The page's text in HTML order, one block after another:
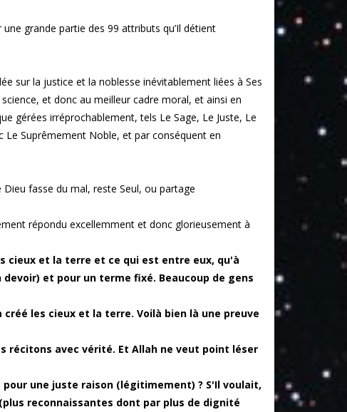
grande partie des 99 attributs qu’Il détient
sur la justice et la noblesse inévitablement liées à Ses
et donc au meilleur cadre moral, et ainsi en
gérées irréprochablement, tels Le Sage, Le Juste, Le
Le Suprêmement Noble, et par conséquent en
fasse du mal, reste Seul, ou partage
répondu excellemment et donc glorieusement à
cieux et la terre et ce qui est entre eux, qu'à
et pour un terme fixé. Beaucoup de gens
les cieux et la terre. Voilà bien là une preuve
récitons avec vérité. Et Allah ne veut point léser
une juste raison (légitimement) ? S'Il voulait,
reconnaissantes dont par plus de dignité